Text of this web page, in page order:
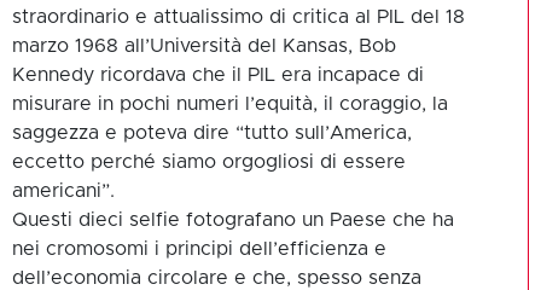
straordinario e attualissimo di critica al PIL del 18
marzo 1968 all’Università del Kansas, Bob
Kennedy ricordava che il PIL era incapace di
misurare in pochi numeri l’equità, il coraggio, la
saggezza e poteva dire “tutto sull’America,
eccetto perché siamo orgogliosi di essere
americani”.
Questi dieci selfie fotografano un Paese che ha
nei cromosomi i principi dell’efficienza e
dell’economia circolare e che, spesso senza